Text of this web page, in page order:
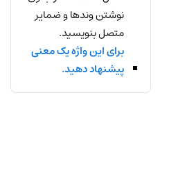
نوشتن وندها و ضمایر
متصل بنویسید.
برای این واژه یک معنی
پیشنهاد دهید.